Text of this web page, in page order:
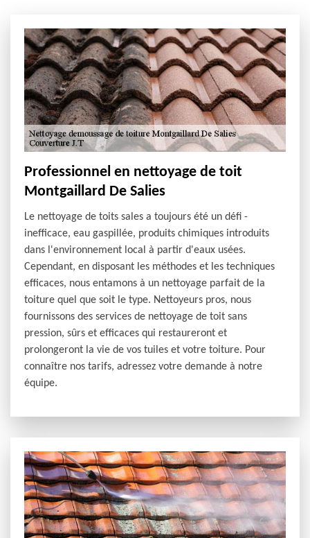
Professionnel en nettoyage de toit
Montgaillard De Salies
Le nettoyage de toits sales a toujours été un défi -
inefficace, eau gaspillée, produits chimiques introduits
dans l'environnement local à partir d'eaux usées.
Cependant, en disposant les méthodes et les techniques
efficaces, nous entamons à un nettoyage parfait de la
toiture quel que soit le type. Nettoyeurs pros, nous
fournissons des services de nettoyage de toit sans
pression, sûrs et efficaces qui restaureront et
prolongeront la vie de vos tuiles et votre toiture. Pour
connaître nos tarifs, adressez votre demande à notre
équipe.